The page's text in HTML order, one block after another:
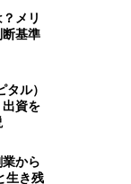
メリ
基準
ル）
資を
から
生き残